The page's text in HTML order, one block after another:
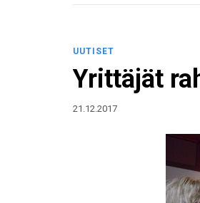
UUTISET
Yrittäjät
21.12.2017